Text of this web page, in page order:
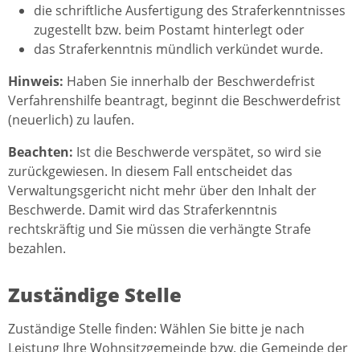
die schriftliche Ausfertigung des Straferkenntnisses
zugestellt bzw. beim Postamt hinterlegt oder
das Straferkenntnis mündlich verkündet wurde.
Hinweis: Haben Sie innerhalb der Beschwerdefrist
Verfahrenshilfe beantragt, beginnt die Beschwerdefrist
(neuerlich) zu laufen.
Beachten: Ist die Beschwerde verspätet, so wird sie
zurückgewiesen. In diesem Fall entscheidet das
Verwaltungsgericht nicht mehr über den Inhalt der
Beschwerde. Damit wird das Straferkenntnis
rechtskräftig und Sie müssen die verhängte Strafe
bezahlen.
Zuständige Stelle
Zuständige Stelle finden: Wählen Sie bitte je nach
Leistung Ihre Wohnsitzgemeinde bzw. die Gemeinde der